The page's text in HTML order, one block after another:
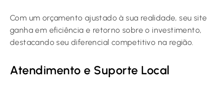
Com um orçamento ajustado à sua realidade, seu site
ganha em eficiência e retorno sobre o investimento,
destacando seu diferencial competitivo na região.
Atendimento e Suporte Local